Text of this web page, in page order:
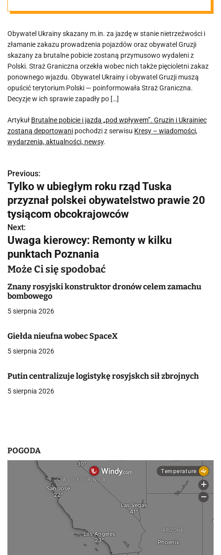
Gruzin i
Ukrainiec
zostaną
deportowani
Obywatel Ukrainy skazany m.in. za jazdę w stanie nietrzeźwości i
złamanie zakazu prowadzenia pojazdów oraz obywatel Gruzji
skazany za brutalne pobicie zostaną przymusowo wydaleni z
Polski. Straż Graniczna orzekła wobec nich także pięcioletni zakaz
ponownego wjazdu. Obywatel Ukrainy i obywatel Gruzji muszą
opuścić terytorium Polski — poinformowała Straż Graniczna.
Decyzje w ich sprawie zapadły po […]
Artykuł Brutalne pobicie i jazda „pod wpływem”. Gruzin i Ukrainiec
zostaną deportowani pochodzi z serwisu Kresy – wiadomości,
wydarzenia, aktualności, newsy.
N
a
w
i
g
a
c
j
w
i
Previous:
Tylko w ubiegłym roku rząd Tuska
przyznał polskei obywatelstwo prawie 20
tysiącom obcokrajowców
Next:
Uwaga kierowcy: Remonty w kilku
punktach Poznania
Może Ci się spodobać
Znany rosyjski konstruktor dronów celem zamachu
bombowego
5 sierpnia 2026
Giełda nieufna wobec SpaceX
5 sierpnia 2026
Putin centralizuje logistykę rosyjskch sił zbrojnych
5 sierpnia 2026
POGODA